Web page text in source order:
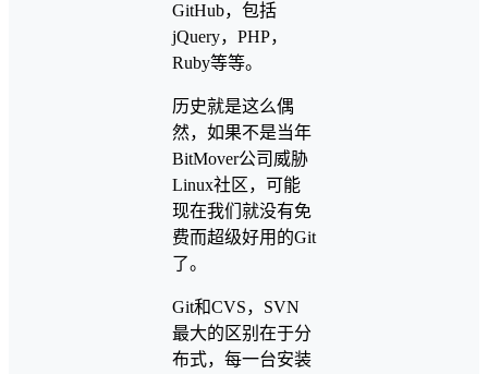
GitHub，包括
jQuery，PHP，
Ruby等等。
历史就是这么偶
然，如果不是当年
BitMover公司威胁
Linux社区，可能
现在我们就没有免
费而超级好用的Git
了。
Git和CVS，SVN
最大的区别在于分
布式，每一台安装